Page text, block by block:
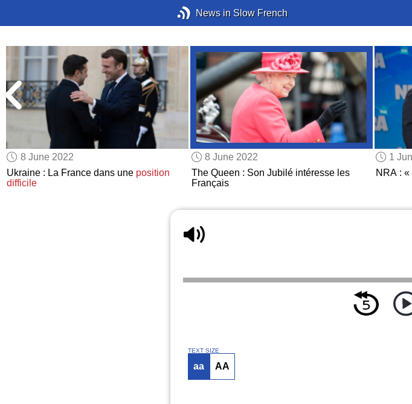
News in Slow French
8 June 2022
Ukraine : La France dans une position
difficile
8 June 2022
The Queen : Son Jubilé intéresse les
Français
1
NRA :
TEXT SIZE
aa AA